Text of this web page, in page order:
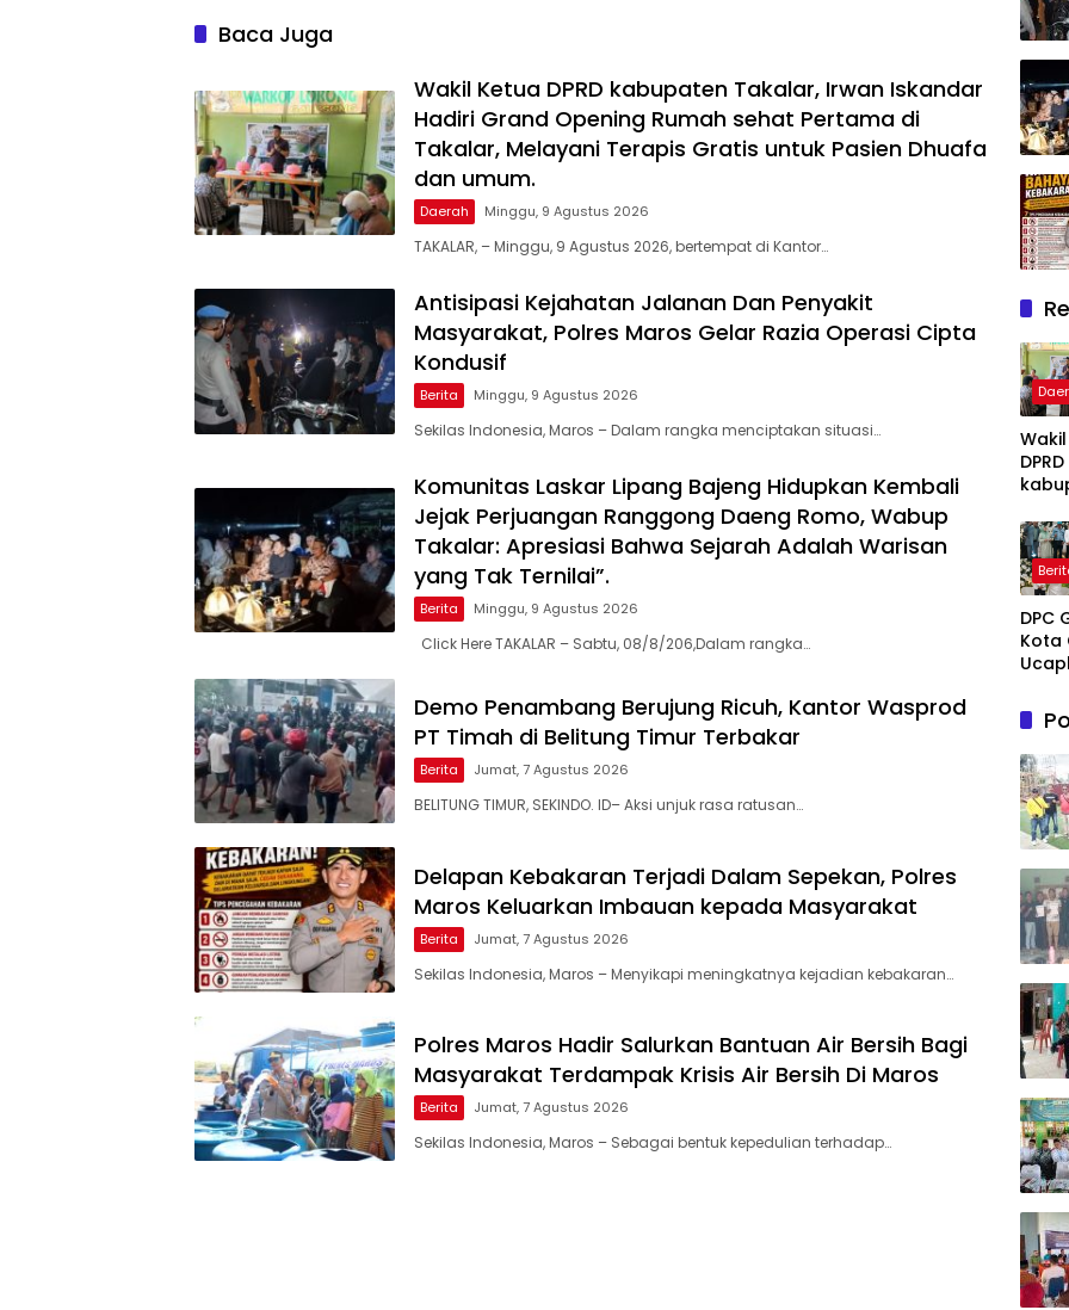
Baca Juga
Wakil Ketua DPRD kabupaten Takalar, Irwan Iskandar
Hadiri Grand Opening Rumah sehat Pertama di
Takalar, Melayani Terapis Gratis untuk Pasien Dhuafa
dan umum.
Daerah Minggu, 9 Agustus 2026
TAKALAR, – Minggu, 9 Agustus 2026, bertempat di Kantor…
Antisipasi Kejahatan Jalanan Dan Penyakit
Masyarakat, Polres Maros Gelar Razia Operasi Cipta
Kondusif
Berita Minggu, 9 Agustus 2026
Sekilas Indonesia, Maros – Dalam rangka menciptakan situasi…
Komunitas Laskar Lipang Bajeng Hidupkan Kembali
Jejak Perjuangan Ranggong Daeng Romo, Wabup
Takalar: Apresiasi Bahwa Sejarah Adalah Warisan
yang Tak Ternilai”.
Berita Minggu, 9 Agustus 2026
Click Here TAKALAR – Sabtu, 08/8/206,Dalam rangka…
Demo Penambang Berujung Ricuh, Kantor Wasprod
PT Timah di Belitung Timur Terbakar
Berita Jumat, 7 Agustus 2026
BELITUNG TIMUR, SEKINDO. ID– Aksi unjuk rasa ratusan…
Delapan Kebakaran Terjadi Dalam Sepekan, Polres
Maros Keluarkan Imbauan kepada Masyarakat
Berita Jumat, 7 Agustus 2026
Sekilas Indonesia, Maros – Menyikapi meningkatnya kejadian kebakaran…
Polres Maros Hadir Salurkan Bantuan Air Bersih Bagi
Masyarakat Terdampak Krisis Air Bersih Di Maros
Berita Jumat, 7 Agustus 2026
Sekilas Indonesia, Maros – Sebagai bentuk kepedulian terhadap…
DPRD
Irwan
DPC
Kota
untuk